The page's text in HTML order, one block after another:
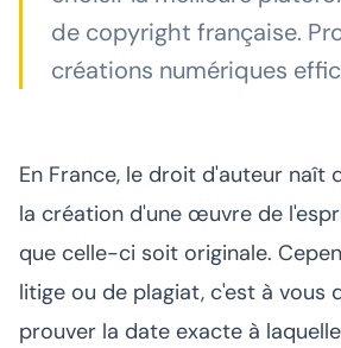
de copyright française.
créations numériques
En France, le droit d'auteur naît
la création d'une œuvre de
que celle-ci soit originale.
litige ou de plagiat, c'est à vous
prouver la date exacte à